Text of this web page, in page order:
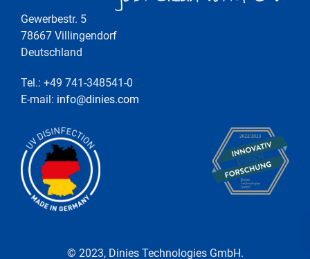
Gewerbestr. 5
78667 Villingendorf
Deutschland
Tel.: +49 741-348541-0
E-mail: info@dinies.com
© 2023, Dinies Technologies GmbH.